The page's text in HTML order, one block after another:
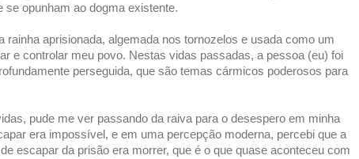
se opunham ao dogma existente.
rainha aprisionada, algemada nos tornozelos e usada como um
e controlar meu povo. Nestas vidas passadas, a pessoa (eu) foi
perseguida, que são temas cármicos poderosos para
pude me ver passando da raiva para o desespero em minha
era impossível, e em uma percepção moderna, percebi que a
escapar da prisão era morrer, que é o que quase aconteceu com